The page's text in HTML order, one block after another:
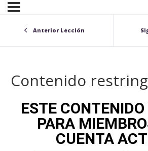
Anterior Lección
Contenido
ESTE CONTENIDO
PARA
CUENTA